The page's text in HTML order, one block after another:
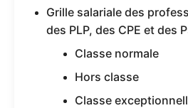
Grille salariale des
des PLP, des CPE et des
Classe normale
Hors classe
Classe